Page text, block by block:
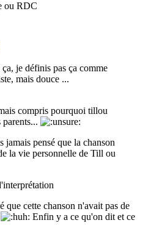
ou RDC
je définis pas ça comme
mais douce ...
compris pourquoi tillou
parents...
jamais pensé que la chanson
la vie personnelle de Till ou
que cette chanson n'avait pas de
Enfin y a ce qu'on dit et ce